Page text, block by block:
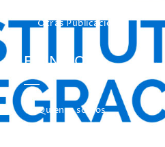
Otras Publicaciones
EL INICO
Quienes somos